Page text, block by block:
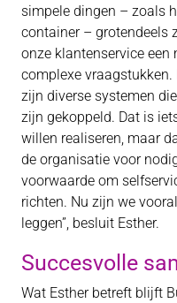
simpele dingen – zoals
container – grotendeels
onze klantenservice een
complexe vraagstukken.
zijn diverse systemen
zijn gekoppeld. Dat is
willen realiseren, maar
de organisatie voor
voorwaarde om
richten. Nu zijn we
leggen”, besluit Esther.
Succesvolle
Wat Esther betreft blijft